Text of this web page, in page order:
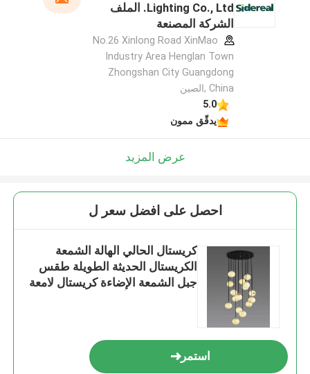
Lighting Co., Ltd. الملف
الشركة المصنعة
No.26 Xinlong Road XinMao
Industry Area Henglan Town
Zhongshan City Guangdong
China ,الصين
5.0
يدقّق ممون
عرض المزيد
احصل على افضل سعر ل
كريستال الحالي الهالة الشمعة
الكريستال الحديثة الطويلة طقس
جبل الشمعة الإضاءة كريستال لامعة
استمر